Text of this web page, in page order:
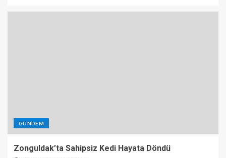
GÜNDEM
Zonguldak’ta Sahipsiz Kedi Hayata Döndü